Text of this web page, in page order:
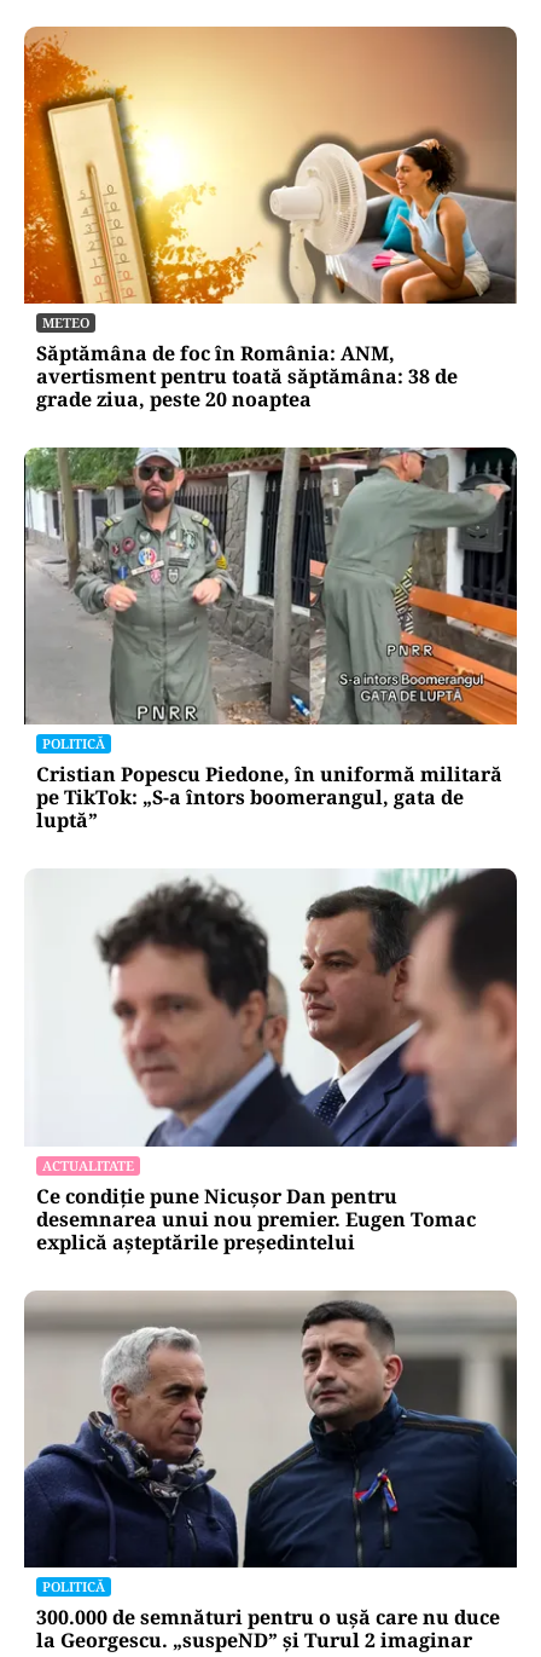
ECONOMIE
Cum poți cumpăra online titluri de stat Tezaur
în august 2026 . Ce dobânzi sunt titlurile de 1, 3
și 5 ani
Săptămâna de foc în România: ANM,
avertisment pentru toată săptămâna: 38 de
grade ziua, peste 20 noaptea
Cristian Popescu Piedone, în uniformă militară
pe TikTok: „S-a întors boomerangul, gata de
luptă”
ACTUALITATE
Ce condiție pune Nicușor Dan pentru
desemnarea unui nou premier. Eugen Tomac
explică așteptările președintelui